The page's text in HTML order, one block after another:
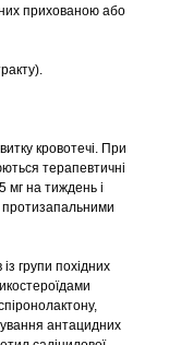
прихованою або
кровотечі. При
терапевтичні
мг на тиждень і
протизапальними
групи похідних
антацидних